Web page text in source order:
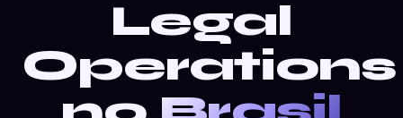
Legal
Operations